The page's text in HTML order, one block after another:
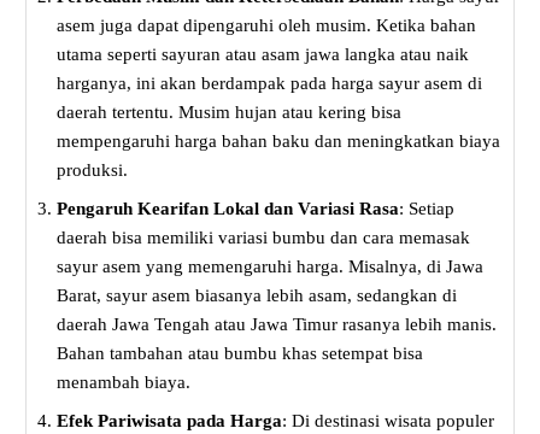
asem juga dapat dipengaruhi oleh musim. Ketika bahan
utama seperti sayuran atau asam jawa langka atau naik
harganya, ini akan berdampak pada harga sayur asem di
daerah tertentu. Musim hujan atau kering bisa
mempengaruhi harga bahan baku dan meningkatkan biaya
produksi.
Pengaruh Kearifan Lokal dan Variasi Rasa: Setiap
daerah bisa memiliki variasi bumbu dan cara memasak
sayur asem yang memengaruhi harga. Misalnya, di Jawa
Barat, sayur asem biasanya lebih asam, sedangkan di
daerah Jawa Tengah atau Jawa Timur rasanya lebih manis.
Bahan tambahan atau bumbu khas setempat bisa
menambah biaya.
Efek Pariwisata pada Harga: Di destinasi wisata populer